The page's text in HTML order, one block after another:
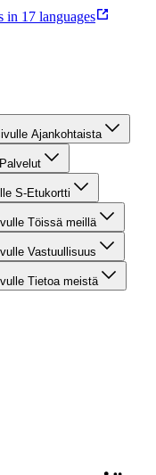
in 17 languages
Ajankohtaista
S-Etukortti
Töissä meillä
Vastuullisuus
Tietoa meistä